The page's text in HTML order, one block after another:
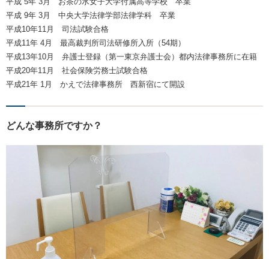
平成 9年 3月 中央大学法律学部法律学科 卒業
平成10年11月 司法試験合格
平成11年 4月 最高裁判所司法研修所入所（54期）
平成13年10月 弁護士登録（第一東京弁護士会）都内法律事務所に在籍
平成20年11月 社会保険労務士試験合格
平成21年 1月 かえで法律事務所 西新宿にて開設
どんな事務所ですか？